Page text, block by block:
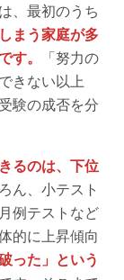
、最初のうち
まう家庭が多
す。
「努力の
きない以上
験の成否を分
るのは、下位
ん、小テスト
例テストなど
的に上昇傾向
った」という